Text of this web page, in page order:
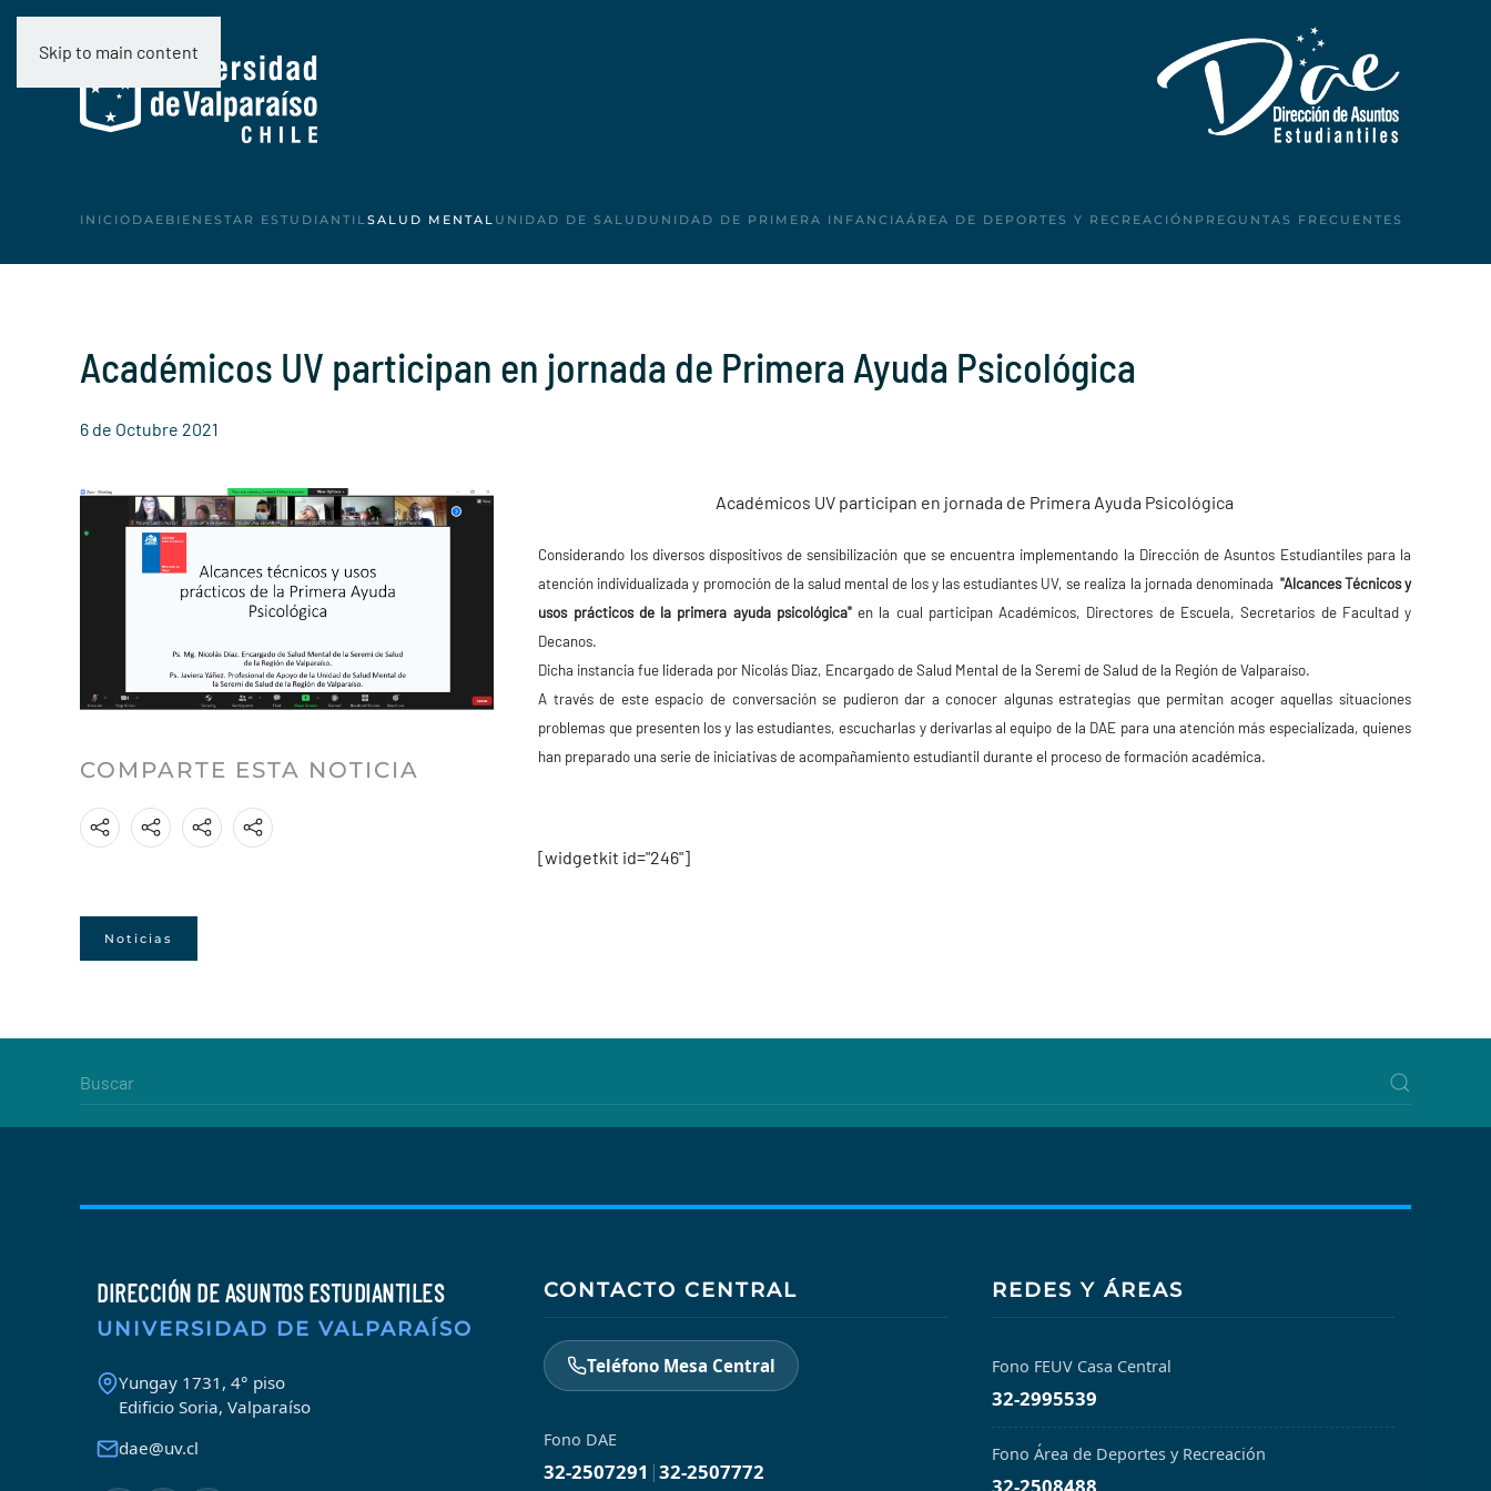
Skip to main content
INICIO DAE BIENESTAR ESTUDIANTIL SALUD MENTAL UNIDAD DE SALUD UNIDAD DE PRIMERA INFANCIAÁREA DE DEPORTES Y RECREACIÓN PREGUNTAS FRECUENTES
Académicos UV participan en jornada de Primera Ayuda Psicológica
6 de Octubre 2021
COMPARTE ESTA NOTICIA
Académicos UV participan en jornada de Primera Ayuda Psicológica
Considerando los diversos dispositivos de sensibilización que se encuentra implementando la Dirección de Asuntos Estudiantiles para la
atención individualizada y promoción de la salud mental de los y las estudiantes UV, se realiza la jornada denominada "Alcances Técnicos y
usos prácticos de la primera ayuda psicológica"en la cual participan Académicos, Directores de Escuela, Secretarios de Facultad y
Decanos.
Dicha instancia fue liderada por Nicolás Diaz, Encargado de Salud Mental de la Seremi de Salud de la Región de Valparaíso.
A través de este espacio de conversación se pudieron dar a conocer algunas estrategias que permitan acoger aquellas situaciones
problemas que presenten los y las estudiantes, escucharlas y derivarlas al equipo de la DAE para una atención más especializada, quienes
han preparado una serie de iniciativas de acompañamiento estudiantil durante el proceso de formación académica.
[widgetkit id="246"]
Noticias
DIRECCIÓN DE ASUNTOS ESTUDIANTILES
UNIVERSIDAD DE VALPARAÍSO
Yungay 1731, 4° piso
Edificio Soria, Valparaíso
dae@uv.cl
CONTACTO CENTRAL
Teléfono Mesa Central
Fono DAE
32-2507291 |32-2507772
REDES Y ÁREAS
Fono FEUV Casa Central
32-2995539
Fono Área de Deportes y Recreación